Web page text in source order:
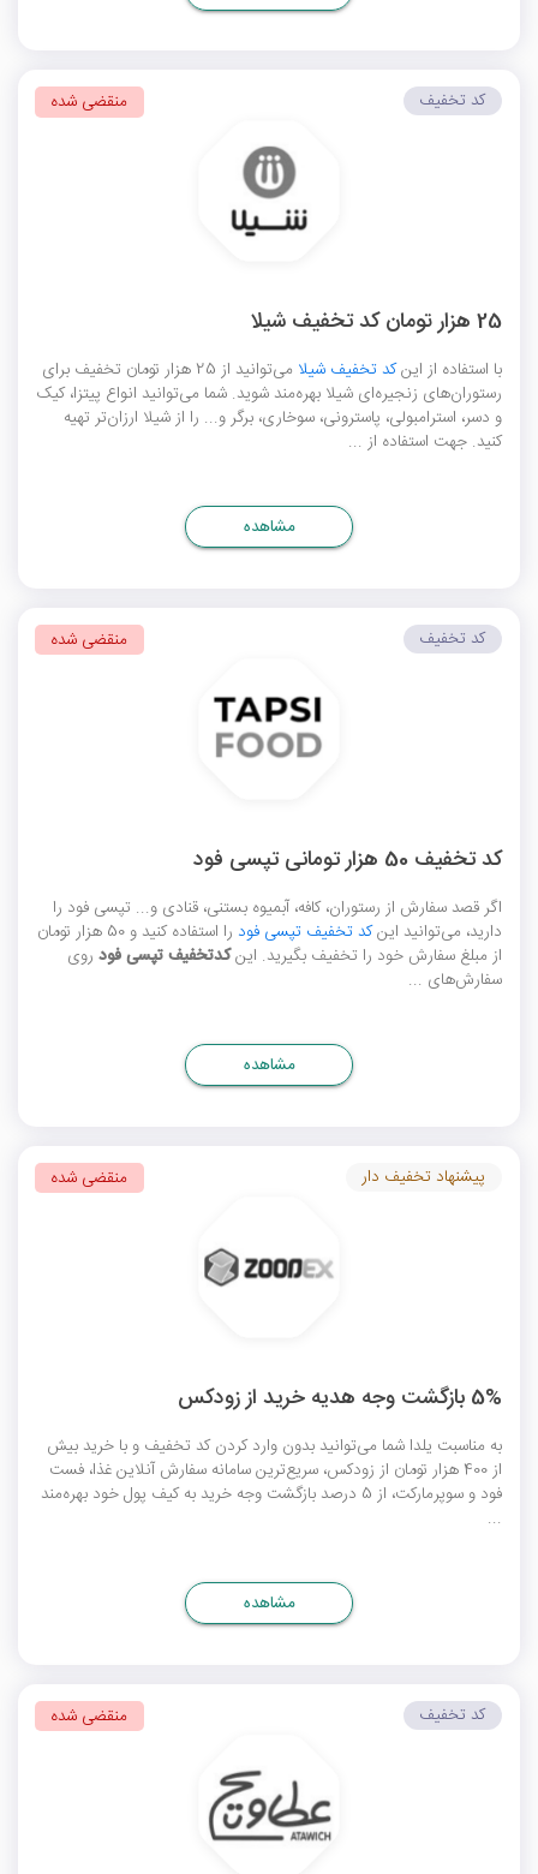
25 هزار تومان کد تخفیف شیلا
با استفاده از اینکد تخفیف شیلا
می‌توانید از 25 هزار تومان تخفیف برای
رستوران‌های زنجیره‌ای شیلا بهره‌مند شوید. شما می‌توانید انواع پیتزا، کیک
و دسر، استرامبولی، پاسترونی، سوخاری، برگر و... را از شیلا ارزان‌تر تهیه
کنید. جهت استفاده از ...
کد تخفیف منقضی شده
مشاهده
کد تخفیف 50 هزار تومانی تپسی فود
اگر قصد سفارش از رستوران، کافه، آبمیوه بستنی، قنادی و... تپسی فود را
دارید، می‌توانید اینکد تخفیف تپسی فود
را استفاده کنید و 50 هزار تومان
از مبلغ سفارش خود را تخفیف بگیرید. اینکدتخفیف تپسی فود روی
سفارش‌های ...
کد تخفیف منقضی شده
مشاهده
5% بازگشت وجه هدیه خرید از زودکس
به مناسبت یلدا شما می‌توانید بدون وارد کردن کد تخفیف و با خرید بیش
از 400 هزار تومان از زودکس، سریع‌ترین سامانه سفارش آنلاین غذا، فست
فود و سوپرمارکت، از 5 درصد بازگشت وجه خرید به کیف پول خود بهره‌مند
...
پیشنهاد تخفیف دار منقضی شده
مشاهده
کد تخفیف منقضی شده